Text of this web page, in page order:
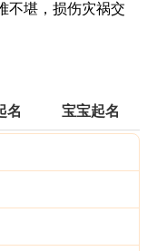
堪，损伤灾祸交
名 宝宝起名